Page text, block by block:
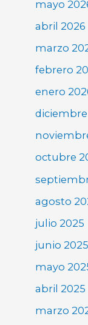
mayo
abril 2026
marzo
febrero
enero
diciembre
octubre
agosto
julio 2025
junio 2025
mayo
abril 2025
marzo